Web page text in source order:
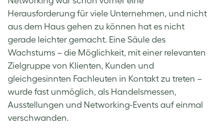
Herausforderung für viele Unternehmen, und nicht
aus dem Haus gehen zu können hat es nicht
gerade leichter gemacht. Eine Säule des
Wachstums – die Möglichkeit, mit einer relevanten
Zielgruppe von Klienten, Kunden und
gleichgesinnten Fachleuten in Kontakt zu treten –
wurde fast unmöglich, als Handelsmessen,
Ausstellungen und Networking-Events auf einmal
verschwanden.